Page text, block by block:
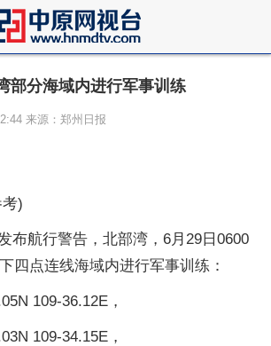
部分海域内进行军事训练
来源：郑州日报
)
布航行警告，北部湾，6月29日0600
四点连线海域内进行军事训练：
109-36.12E，
109-34.15E，